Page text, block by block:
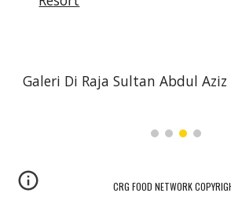
Galeri Di Raja Sultan Abdul Aziz
CRG FOOD NETWORK